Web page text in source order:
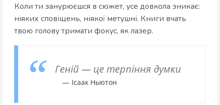
Коли ти занурюєшся в сюжет, усе довкола зникає:
ніяких сповіщень, ніякої метушні. Книги вчать
твою голову тримати фокус, як лазер.
Геній — це терпіння думки
Ісаак Ньютон